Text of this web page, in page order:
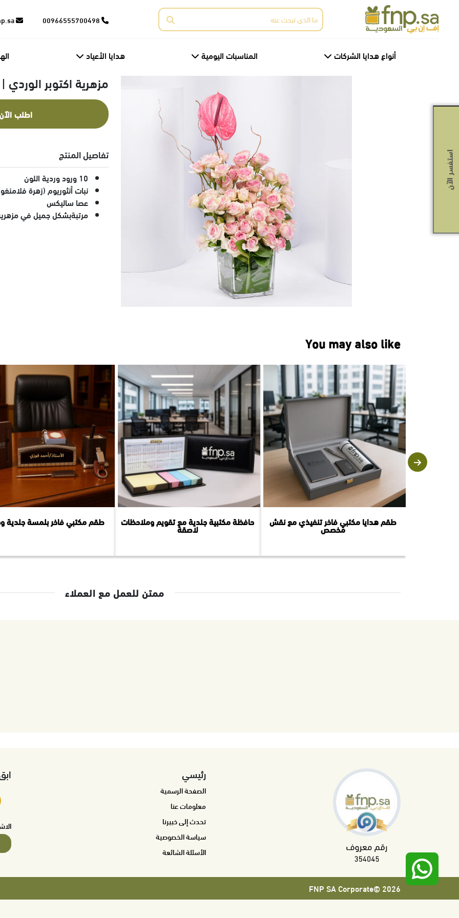
استفسر الآن
البحث
عن:
أنواع هدايا الشركات المناسبات اليومية هدايا الأعياد
مزهرية اكتوبر
اطلب
تفاصيل المنتج
10 ورود وردية اللون
نبات أنثوريوم (زهرة
عصا ساليكس
مرتبةبشكل جميل في
You may also like
طقم هدايا مكتبي فاخر تنفيذي مع نقش
مخصص
حافظة مكتبية جلدية مع تقويم وملاحظات
لاصقة
طقم مكتبي فاخر بلمسة جلدية
ممتن للعمل مع العملاء
رئيسي
الصفحة الرسمية
معلومات عنا
تحدث إلى خبيرنا
سياسة الخصوصية
الأسئلة الشائعة
2026 ©FNP SA Corporate